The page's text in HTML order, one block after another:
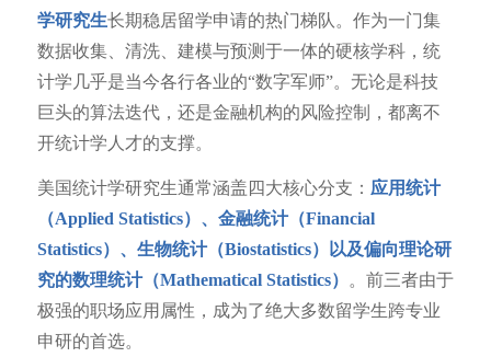
学研究生长期稳居留学申请的热门梯队。作为一门集
数据收集、清洗、建模与预测于一体的硬核学科，统
计学几乎是当今各行各业的“数字军师”。无论是科技
巨头的算法迭代，还是金融机构的风险控制，都离不
开统计学人才的支撑。
美国统计学研究生通常涵盖四大核心分支： 应用统计
（Applied Statistics）、金融统计（Financial
Statistics）、生物统计（Biostatistics）以及偏向理论研
究的数理统计（Mathematical Statistics）
。前三者由于
极强的职场应用属性，成为了绝大多数留学生跨专业
申研的首选。